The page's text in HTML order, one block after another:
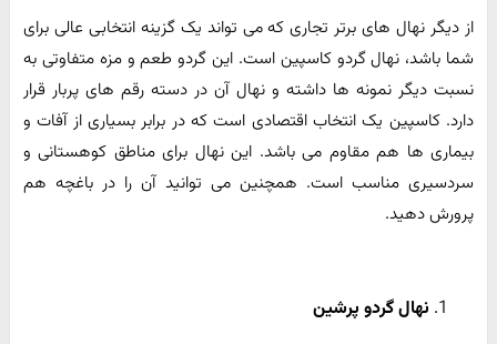
از دیگر نهال های برتر تجاری که می تواند یک گزینه انتخابی عالی برای
شما باشد، نهال گردو کاسپین است. این گردو طعم و مزه متفاوتی به
نسبت دیگر نمونه ها داشته و نهال آن در دسته رقم های پربار قرار
دارد. کاسپین یک انتخاب اقتصادی است که در برابر بسیاری از آفات و
بیماری ها هم مقاوم می باشد. این نهال برای مناطق کوهستانی و
سردسیری مناسب است. همچنین می توانید آن را در باغچه هم
پرورش دهید.
نهال گردو پرشین